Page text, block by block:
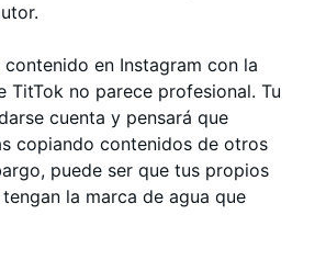
en Instagram con la
TitTok no parece profesional. Tu
cuenta y pensará que
copiando contenidos de otros
puede ser que tus propios
la marca de agua que